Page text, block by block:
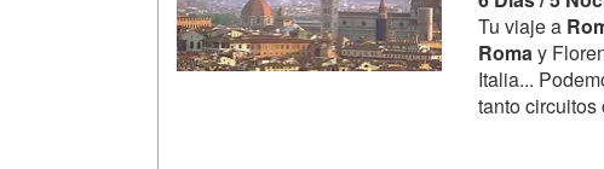
Tu viaje a
Romay
Italia...
tanto circuitos